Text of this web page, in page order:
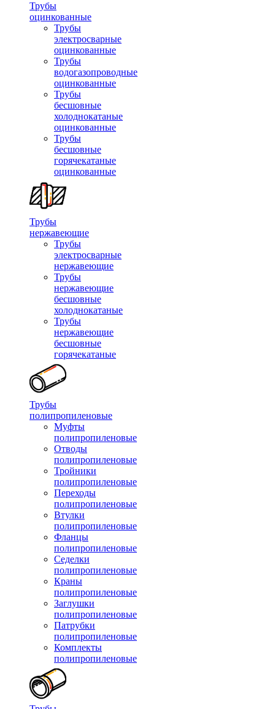
Трубы
оцинкованные
Трубы
электросварные
оцинкованные
Трубы
водогазопроводные
оцинкованные
Трубы
бесшовные
холоднокатаные
оцинкованные
Трубы
бесшовные
горячекатаные
оцинкованные
Трубы
нержавеющие
Трубы
электросварные
нержавеющие
Трубы
нержавеющие
бесшовные
холоднокатаные
Трубы
нержавеющие
бесшовные
горячекатаные
Трубы
полипропиленовые
Муфты
полипропиленовые
Отводы
полипропиленовые
Тройники
полипропиленовые
Переходы
полипропиленовые
Втулки
полипропиленовые
Фланцы
полипропиленовые
Седелки
полипропиленовые
Краны
полипропиленовые
Заглушки
полипропиленовые
Патрубки
полипропиленовые
Комплекты
полипропиленовые